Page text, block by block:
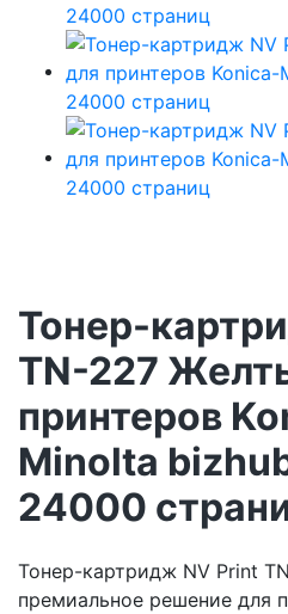
Тонер-
TN-227
принтеров
Minolta
24000
Тонер-картридж NV Print
премиальное решение для